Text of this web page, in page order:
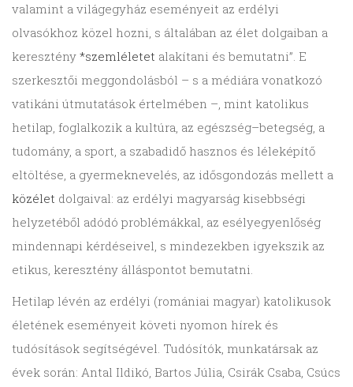
valamint a világegyház eseményeit az erdélyi
olvasókhoz közel hozni, s általában az élet dolgaiban a
keresztény *szemléletet alakítani és bemutatni”. E
szerkesztői meggondolásból – s a médiára vonatkozó
vatikáni útmutatások értelmében –, mint katolikus
hetilap, foglalkozik a kultúra, az egészség–betegség, a
tudomány, a sport, a szabadidő hasznos és léleképítő
eltöltése, a gyermeknevelés, az idősgondozás mellett a
közélet dolgaival: az erdélyi magyarság kisebbségi
helyzetéből adódó problémákkal, az esélyegyenlőség
mindennapi kérdéseivel, s mindezekben igyekszik az
etikus, keresztény álláspontot bemutatni.
Hetilap lévén az erdélyi (romániai magyar) katolikusok
életének eseményeit követi nyomon hírek és
tudósítások segítségével. Tudósítók, munkatársak az
évek során: Antal Ildikó, Bartos Júlia, Csirák Csaba, Csúcs